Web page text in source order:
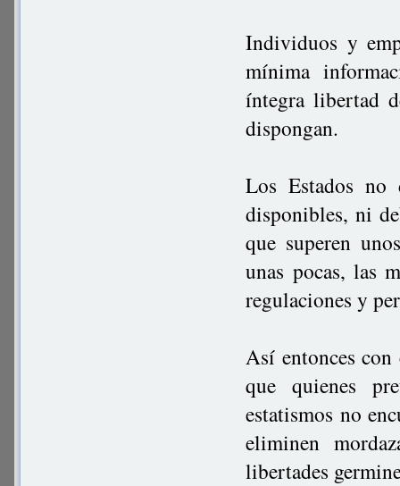
Individuos y
mínima
íntegra libertad
dispongan.
Los Estados no
disponibles, ni
que superen
unas pocas, las
regulaciones y
Así entonces
que quienes
estatismos no
eliminen
libertades